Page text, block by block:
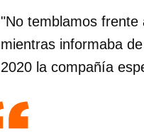
"No temblamos frente
mientras informaba
2020 la compañía